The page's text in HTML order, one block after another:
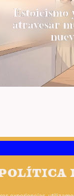
Estoicismo
atravesar